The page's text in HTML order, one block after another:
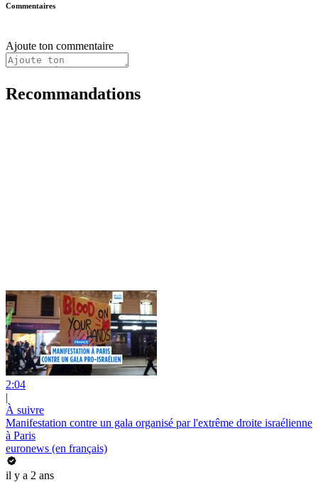
Commentaires
Ajoute ton commentaire
Recommandations
2:04
|
À suivre
Manifestation contre un gala organisé par l'extrême droite israélienne
à Paris
euronews (en français)
il y a 2 ans